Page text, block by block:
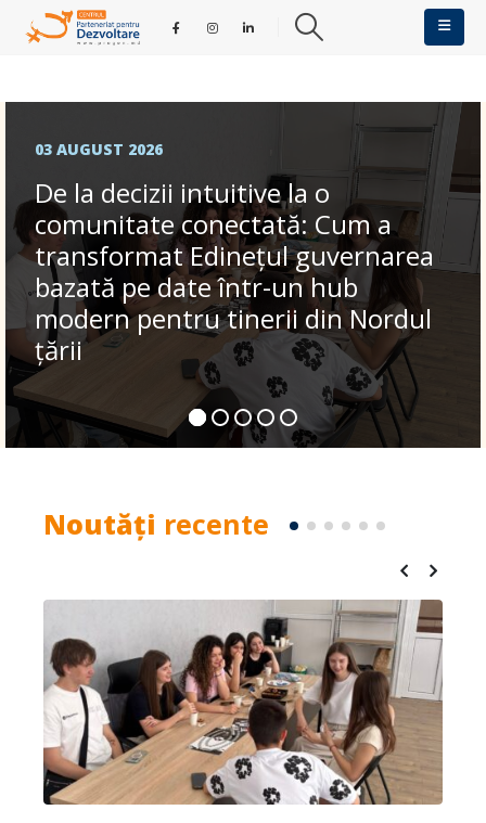
De la decizii intuitive la o
comunitate conectată: Cum a
transformat Edinețul guvernarea
bazată pe date într-un hub
modern pentru tinerii din Nordul
țării
03 AUGUST 2026
Noutăți recente